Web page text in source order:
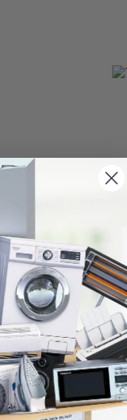
Aeg TN63IP0BIB -
Hob2Hood
Hob2Hood
táctil
YA!
Quedan 8 en oferta